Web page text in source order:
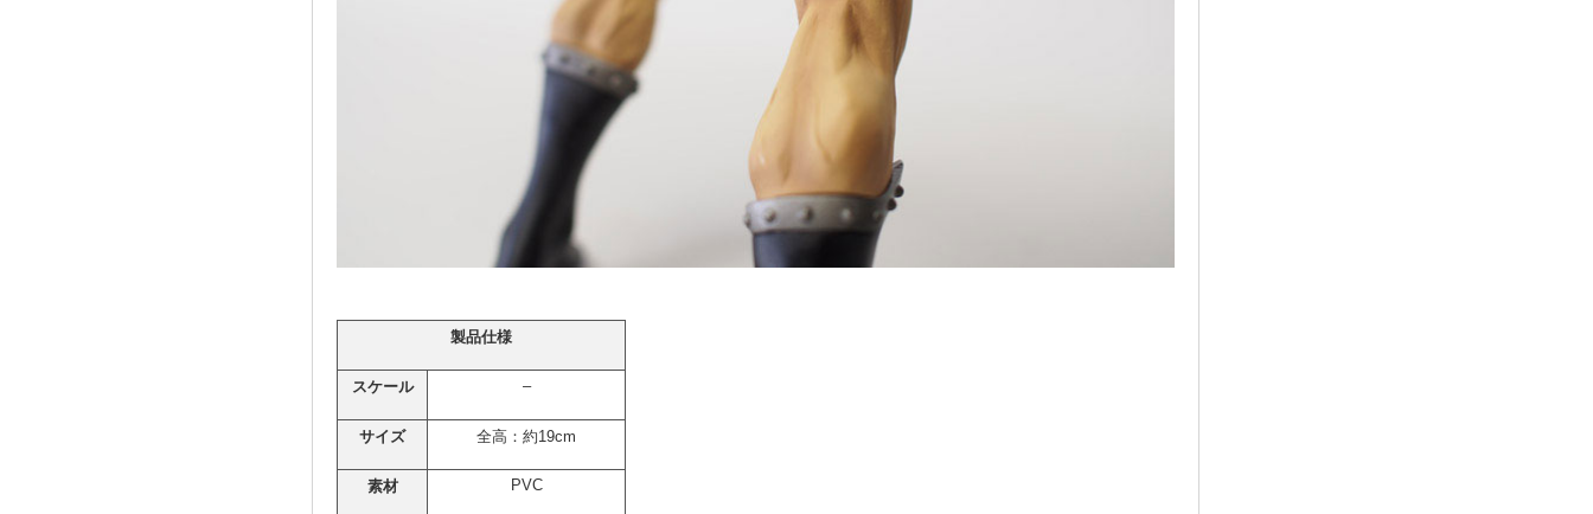
製品仕様
スケール –
サイズ 全高：約19cm
素材 PVC